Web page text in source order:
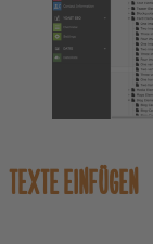
TEXTE EINFÜGEN